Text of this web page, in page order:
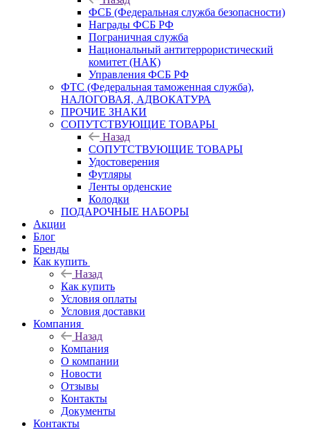
ФСБ (Федеральная служба безопасности)
Награды ФСБ РФ
Пограничная служба
Национальный антитеррористический
комитет (НАК)
Управления ФСБ РФ
ФТС (Федеральная таможенная служба),
НАЛОГОВАЯ, АДВОКАТУРА
ПРОЧИЕ ЗНАКИ
СОПУТСТВУЮЩИЕ ТОВАРЫ
Назад
СОПУТСТВУЮЩИЕ ТОВАРЫ
Удостоверения
Футляры
Ленты орденские
Колодки
ПОДАРОЧНЫЕ НАБОРЫ
Акции
Блог
Бренды
Как купить
Назад
Как купить
Условия оплаты
Условия доставки
Компания
Назад
Компания
О компании
Новости
Отзывы
Контакты
Документы
Контакты